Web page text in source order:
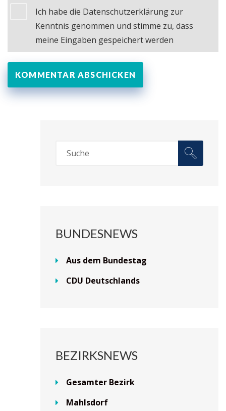
Ich habe die Datenschutzerklärung zur
Kenntnis genommen und stimme zu, dass
meine Eingaben gespeichert werden
BUNDESNEWS
Aus dem Bundestag
CDU Deutschlands
BEZIRKSNEWS
Gesamter Bezirk
Mahlsdorf